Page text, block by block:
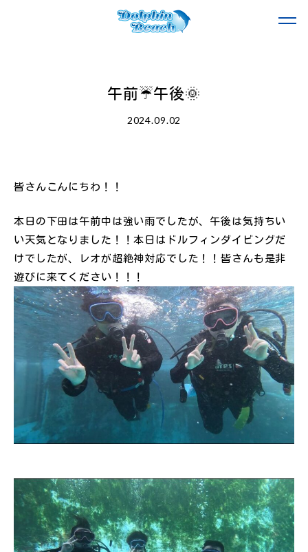
午前☔午後🌞
2024.09.02
皆さんこんにちわ！！
本日の下田は午前中は強い雨でしたが、午後は気持ちい
い天気となりました！！本日はドルフィンダイビングだ
けでしたが、レオが超絶神対応でした！！皆さんも是非
遊びに来てください！！！